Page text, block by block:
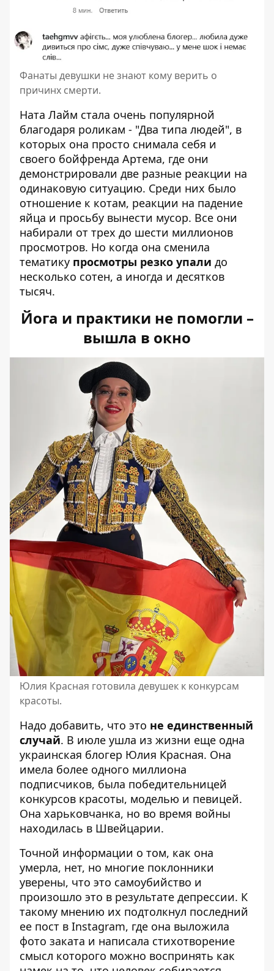
Фанаты девушки не знают кому верить о
причинх смерти.
Ната Лайм стала очень популярной
благодаря роликам - "Два типа людей", в
которых она просто снимала себя и
своего бойфренда Артема, где они
демонстрировали две разные реакции на
одинаковую ситуацию. Среди них было
отношение к котам, реакции на падение
яйца и просьбу вынести мусор. Все они
набирали от трех до шести миллионов
просмотров. Но когда она сменила
тематику просмотры резко упали до
несколько сотен, а иногда и десятков
тысяч.
Йога и практики не помогли –
вышла в окно
Юлия Красная готовила девушек к конкурсам
красоты.
Надо добавить, что это не единственный
случай. В июле ушла из жизни еще одна
украинская блогер Юлия Красная. Она
имела более одного миллиона
подписчиков, была победительницей
конкурсов красоты, моделью и певицей.
Она харьковчанка, но во время войны
находилась в Швейцарии.
Точной информации о том, как она
умерла, нет, но многие поклонники
уверены, что это самоубийство и
произошло это в результате депрессии. К
такому мнению их подтолкнул последний
ее пост в Instagram, где она выложила
фото заката и написала стихотворение
смысл которого можно воспринять как